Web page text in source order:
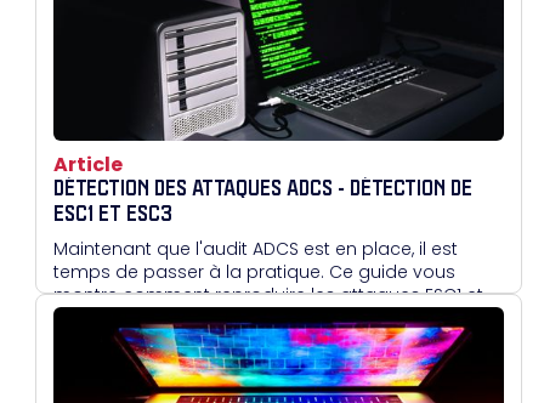
Article
DÉTECTION DES ATTAQUES ADCS - DÉTECTION DE
ESC1 ET ESC3
Maintenant que l'audit ADCS est en place, il est
temps de passer à la pratique. Ce guide vous
montre comment reproduire les attaques ESC1 et
ESC3 à partir de modèles de certificats
volontairement vulnérables, et comment les
détecter grâce aux logs d'événements Windows.